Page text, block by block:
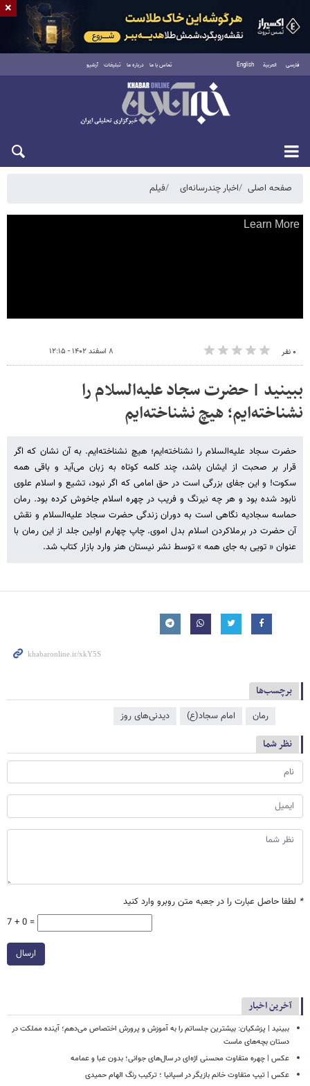
فارسی العربية English تماس با ما درباره ما تبلیغات آرشیو
یکشنبه ۱۸ مرداد ۱۴۰۵
صفحه اصلی اخبار چندرسانه‌ای فیلم
۰ نفر ۸ اسفند ۱۴۰۲ - ۱۲:۱۵
ب‍بینید | حضرت سجاد علیه‌السلام را
نشناخته‌ایم؛ هیچ نشناخته‌ایم
حضرت سجاد علیه‌السلام را نشناخته‌ایم؛ هیچ نشناخته‌ایم. به آن نشان که اگر
قرار بر صحبت از ایشان باشد، چند کلمه کوتاه به زبان می‌آید و باقی همه
سکوت! و این جفای بزرگی است در حق امامی که اگر نبود، تشیع و اسلام علوی
نابود شده بود و هر چه نیرنگ و فریب در چهره اسلام جاخوش کرده بود. رمان
حماسه سجادیه نگاهی است به دوران زندگی حضرت سجاد علیه‌السلام و نقش
آن حضرت در برملاکردن اسلام بدل اموی. چاپ چهارم اولین جلد از این رمان با
عنوان « تویی به جای همه » توسط نشر نیستان هنر وارد بازار کتاب شد.
برچسب‌ها
رمان امام سجاد(ع) دیدنی‌های روز
نظر شما
* لطفا حاصل عبارت را در جعبه متن روبرو وارد کنید
7 + 0 =
ارسال
آخرین اخبار
ببینید | پزشکیان: بیشترین جلساتم را به آموزش و پرورش اختصاص می‌دهم؛ آینده مملکت در
دستان بچه‌های ماست
عکس | چهره متفاوت محسنی اژه‌ای در سال‌های جوانی؛ بدون عبا و عمامه
عکس | تیپ متفاوت خانم بازیگر در اسپانیا ؛ ترکیب رنگ الهام حمیدی
×